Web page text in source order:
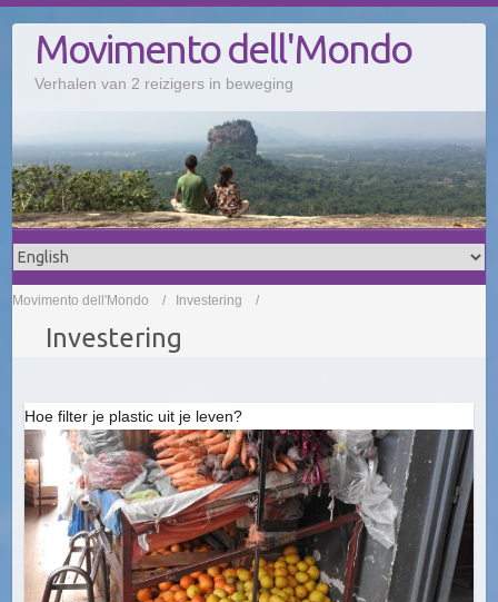
Movimento dell'Mondo
Verhalen van 2 reizigers in beweging
Movimento dell'Mondo Investering
Investering
Hoe filter je plastic uit je leven?